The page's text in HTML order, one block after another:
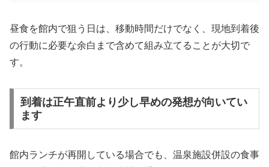
昼食を館内で狙う日は、移動時間だけでなく、現地到着後
の行動に必要な余白まで含めて組み立てることが大切で
す。
到着は正午直前より少し早めの発想が向いてい
ます
館内ランチが再開している場合でも、温泉施設併設の食事